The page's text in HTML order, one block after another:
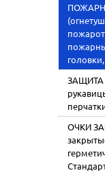
ЗАЩИТА
ОЧКИ